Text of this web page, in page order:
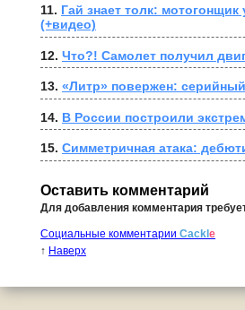
11. Гай знает толк:
(+видео)
12. Что?! Самолет получил
13. «Литр» повержен:
14. В России построили
15. Симметричная атака:
Оставить комментарий
Для добавления комментария
Социальные комментарии Cackl e
↑ Наверх